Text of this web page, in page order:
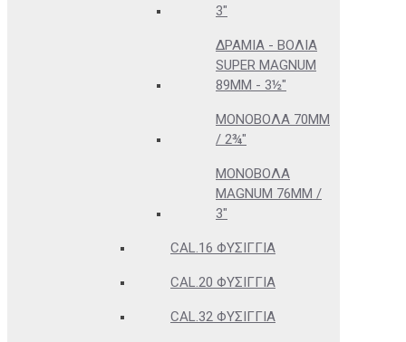
3"
ΔΡΆΜΙΑ - ΒΌΛΙΑ
SUPER MAGNUM
89MM - 3½"
ΜΟΝΌΒΟΛΑ 70MM
/ 2¾"
ΜΟΝΌΒΟΛΑ
MAGNUM 76MM /
3"
CAL.16 ΦΥΣΊΓΓΙΑ
CAL.20 ΦΥΣΊΓΓΙΑ
CAL.32 ΦΥΣΊΓΓΙΑ